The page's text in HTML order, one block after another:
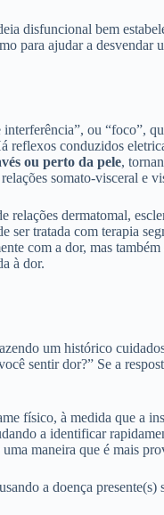
disfuncional bem
para ajudar a desvendar
ou “foco”,
reflexos conduzidos
ou perto da pele,
somato-visceral e
relações dermatomal,
tratada com terapia
com a dor, mas
à dor.
um histórico
sentir dor?” Se a
físico, à medida que a
a identificar
maneira que é mais
a doença presente(s)